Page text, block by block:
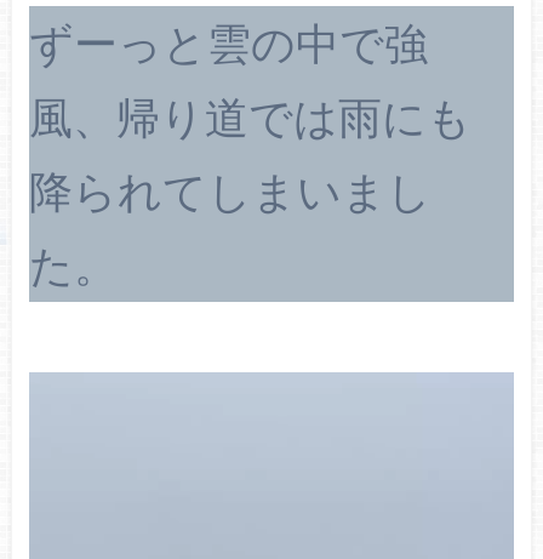
ずーっと雲の中で強
風、帰り道では雨にも
降られてしまいまし
た。